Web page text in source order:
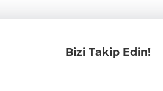
Bizi Takip Edin!